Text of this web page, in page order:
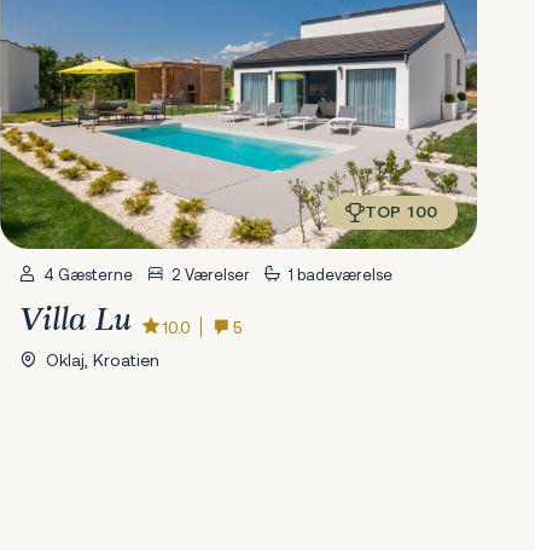
TOP 100
4 Gæsterne 2 Værelser 1 badeværelse
Villa Lu 10.0
5
Oklaj, Kroatien